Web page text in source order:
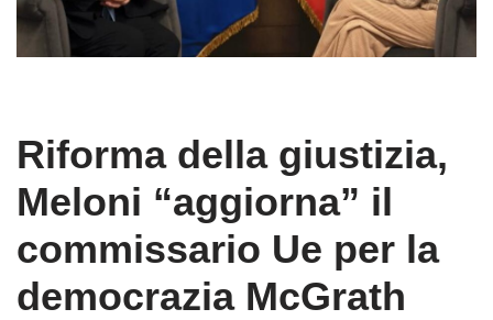
Riforma della giustizia,
Meloni “aggiorna” il
commissario Ue per la
democrazia McGrath